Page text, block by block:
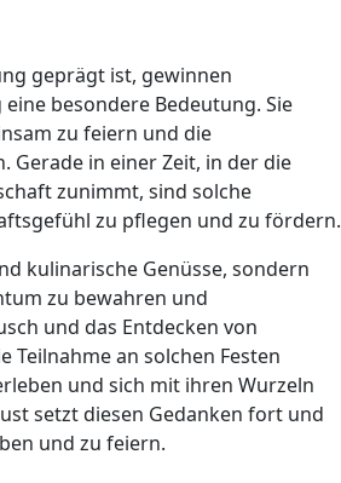
geprägt ist, gewinnen
besondere Bedeutung. Sie
zu feiern und die
Gerade in einer Zeit, in der die
zunimmt, sind solche
zu pflegen und zu fördern.
kulinarische Genüsse, sondern
zu bewahren und
und das Entdecken von
an solchen Festen
und sich mit ihren Wurzeln
setzt diesen Gedanken fort und
und zu feiern.